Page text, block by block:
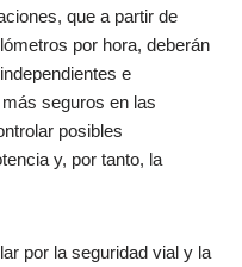
que a partir de
por hora, deberán
e
seguros en las
posibles
y, por tanto, la
por la seguridad vial y la